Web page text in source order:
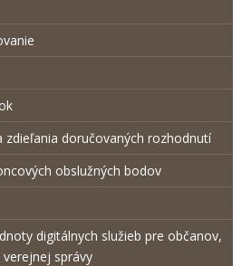
zdieľania doručovaných rozhodnutí
obslužných bodov
digitálnych služieb pre občanov,
správy